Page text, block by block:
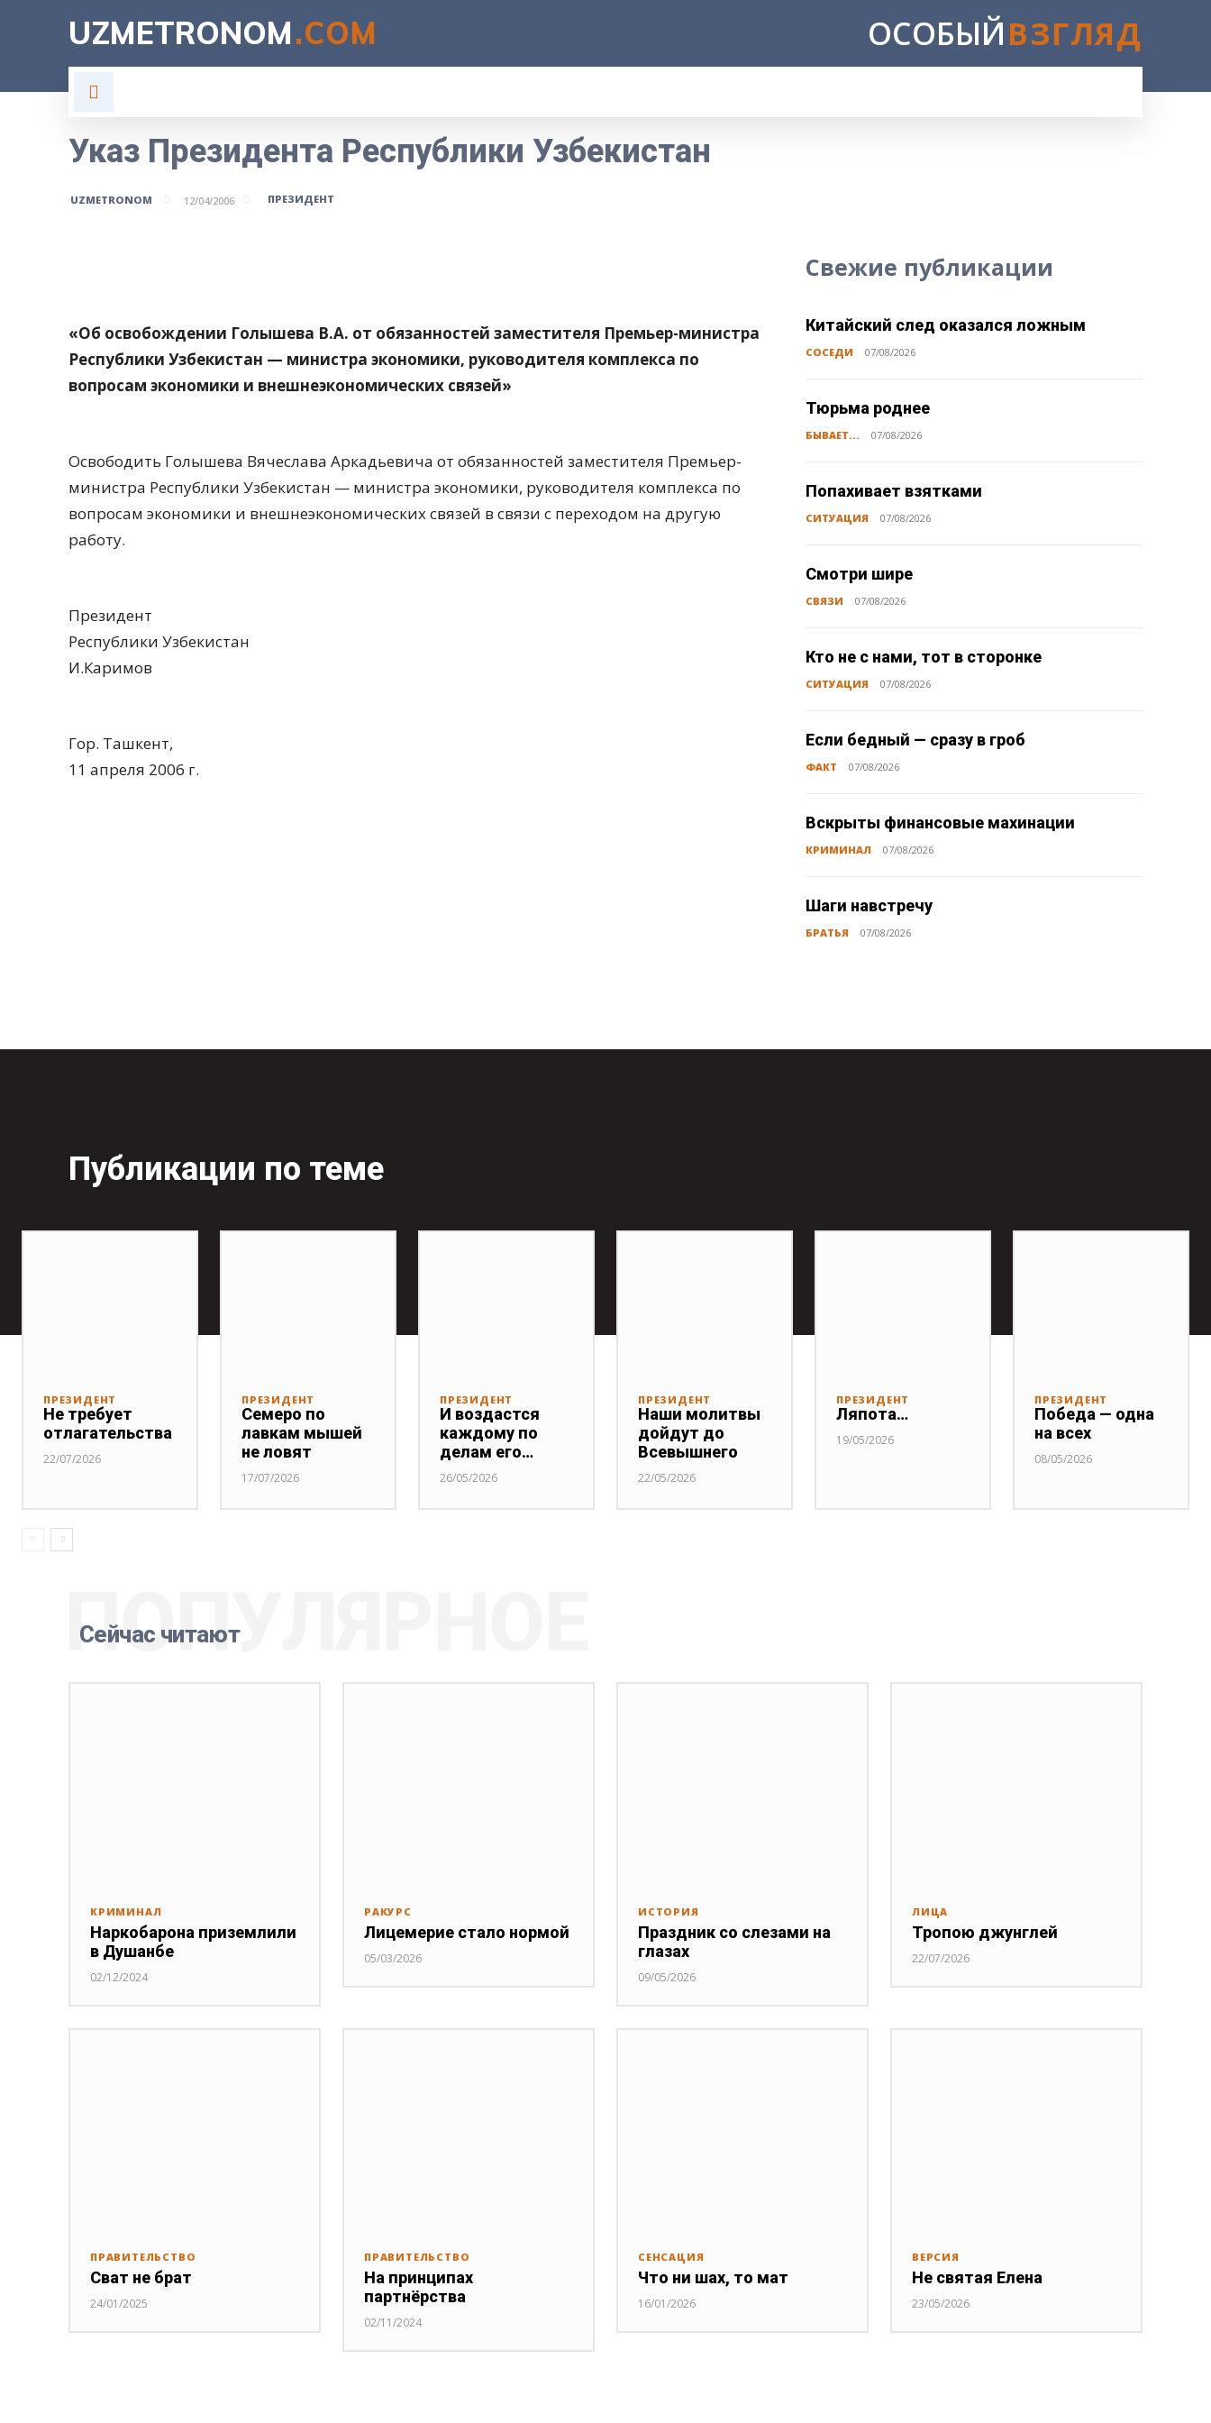
UZMETRONOM.COM ОСОБЫЙВЗГЛЯД
Указ Президента Республики Узбекистан
UZMETRONOM 12/04/2006 ПРЕЗИДЕНТ
«Об освобождении Голышева В.А. от обязанностей заместителя Премьер-министра
Республики Узбекистан — министра экономики, руководителя комплекса по
вопросам экономики и внешнеэкономических связей»
Освободить Голышева Вячеслава Аркадьевича от обязанностей заместителя Премьер-
министра Республики Узбекистан — министра экономики, руководителя комплекса по
вопросам экономики и внешнеэкономических связей в связи с переходом на другую
работу.
Президент
Республики Узбекистан
И.Каримов
Гор. Ташкент,
11 апреля 2006 г.
Свежие публикации
Китайский след оказался ложным
СОСЕДИ 07/08/2026
Тюрьма роднее
БЫВАЕТ... 07/08/2026
Попахивает взятками
СИТУАЦИЯ 07/08/2026
Смотри шире
СВЯЗИ 07/08/2026
Кто не с нами, тот в сторонке
СИТУАЦИЯ 07/08/2026
Если бедный — сразу в гроб
ФАКТ 07/08/2026
Вскрыты финансовые махинации
КРИМИНАЛ 07/08/2026
Шаги навстречу
БРАТЬЯ 07/08/2026
Публикации по теме
ПРЕЗИДЕНТ
Не требует
отлагательства
22/07/2026
ПРЕЗИДЕНТ
Семеро по
лавкам мышей
не ловят
17/07/2026
ПРЕЗИДЕНТ
И воздастся
каждому по
делам его…
26/05/2026
ПРЕЗИДЕНТ
Наши молитвы
дойдут до
Всевышнего
22/05/2026
ПРЕЗИДЕНТ
Ляпота…
19/05/2026
ПРЕЗИДЕНТ
Победа — одна
на всех
08/05/2026
Сейчас читают
ПОПУЛЯРНОЕ
КРИМИНАЛ
Наркобарона приземлили
в Душанбе
02/12/2024
РАКУРС
Лицемерие стало нормой
05/03/2026
ИСТОРИЯ
Праздник со слезами на
глазах
09/05/2026
ЛИЦА
Тропою джунглей
22/07/2026
ПРАВИТЕЛЬСТВО
Сват не брат
24/01/2025
ПРАВИТЕЛЬСТВО
На принципах
партнёрства
02/11/2024
СЕНСАЦИЯ
Что ни шах, то мат
16/01/2026
ВЕРСИЯ
Не святая Елена
23/05/2026